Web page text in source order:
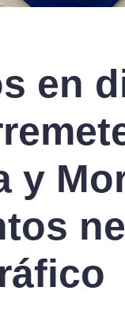
en
y